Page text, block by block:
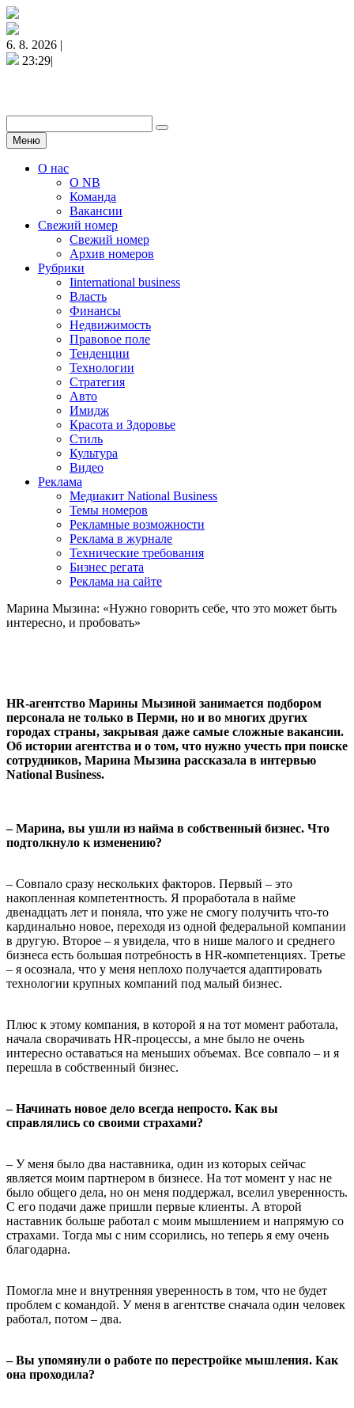
6. 8. 2026 |
23:29|
Меню
О нас
О NB
Команда
Вакансии
Свежий номер
Свежий номер
Архив номеров
Рубрики
Iinternational business
Власть
Финансы
Недвижимость
Правовое поле
Тенденции
Технологии
Стратегия
Авто
Имидж
Красота и Здоровье
Стиль
Культура
Видео
Реклама
Медиакит National Business
Темы номеров
Рекламные возможности
Реклама в журнале
Технические требования
Бизнес регата
Реклама на сайте
Марина Мызина: «Нужно говорить себе, что это может быть
интересно, и пробовать»
HR-агентство Марины Мызиной занимается подбором
персонала не только в Перми, но и во многих других
городах страны, закрывая даже самые сложные вакансии.
Об истории агентства и о том, что нужно учесть при поиске
сотрудников, Марина Мызина рассказала в интервью
National Business.
– Марина, вы ушли из найма в собственный бизнес. Что
подтолкнуло к изменению?
– Совпало сразу нескольких факторов. Первый – это
накопленная компетентность. Я проработала в найме
двенадцать лет и поняла, что уже не смогу получить что-то
кардинально новое, переходя из одной федеральной компании
в другую. Второе – я увидела, что в нише малого и среднего
бизнеса есть большая потребность в HR-компетенциях. Третье
– я осознала, что у меня неплохо получается адаптировать
технологии крупных компаний под малый бизнес.
Плюс к этому компания, в которой я на тот момент работала,
начала сворачивать HR-процессы, а мне было не очень
интересно оставаться на меньших объемах. Все совпало – и я
перешла в собственный бизнес.
– Начинать новое дело всегда непросто. Как вы
справлялись со своими страхами?
– У меня было два наставника, один из которых сейчас
является моим партнером в бизнесе. На тот момент у нас не
было общего дела, но он меня поддержал, вселил уверенность.
С его подачи даже пришли первые клиенты. А второй
наставник больше работал с моим мышлением и напрямую со
страхами. Тогда мы с ним ссорились, но теперь я ему очень
благодарна.
Помогла мне и внутренняя уверенность в том, что не будет
проблем с командой. У меня в агентстве сначала один человек
работал, потом – два.
– Вы упомянули о работе по перестройке мышления. Как
она проходила?